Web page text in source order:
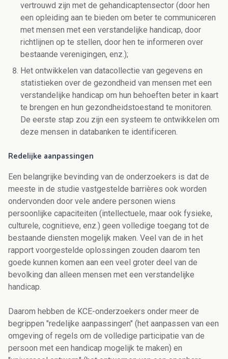
vertrouwd zijn met de gehandicaptensector (door hen
een opleiding aan te bieden om beter te communiceren
met mensen met een verstandelijke handicap, door
richtlijnen op te stellen, door hen te informeren over
bestaande verenigingen, enz.);
Het ontwikkelen van datacollectie van gegevens en
statistieken over de gezondheid van mensen met een
verstandelijke handicap om hun behoeften beter in kaart
te brengen en hun gezondheidstoestand te monitoren.
De eerste stap zou zijn een systeem te ontwikkelen om
deze mensen in databanken te identificeren.
Redelijke aanpassingen
Een belangrijke bevinding van de onderzoekers is dat de
meeste in de studie vastgestelde barrières ook worden
ondervonden door vele andere personen wiens
persoonlijke capaciteiten (intellectuele, maar ook fysieke,
culturele, cognitieve, enz.) geen volledige toegang tot de
bestaande diensten mogelijk maken. Veel van de in het
rapport voorgestelde oplossingen zouden daarom ten
goede kunnen komen aan een veel groter deel van de
bevolking dan alleen mensen met een verstandelijke
handicap.
Daarom hebben de KCE-onderzoekers onder meer de
begrippen "redelijke aanpassingen" (het aanpassen van een
omgeving of regels om de volledige participatie van de
persoon met een handicap mogelijk te maken) en